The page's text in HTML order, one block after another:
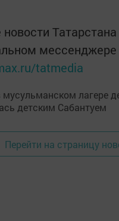
Татарстана
tatmedia
Перейти на страницу